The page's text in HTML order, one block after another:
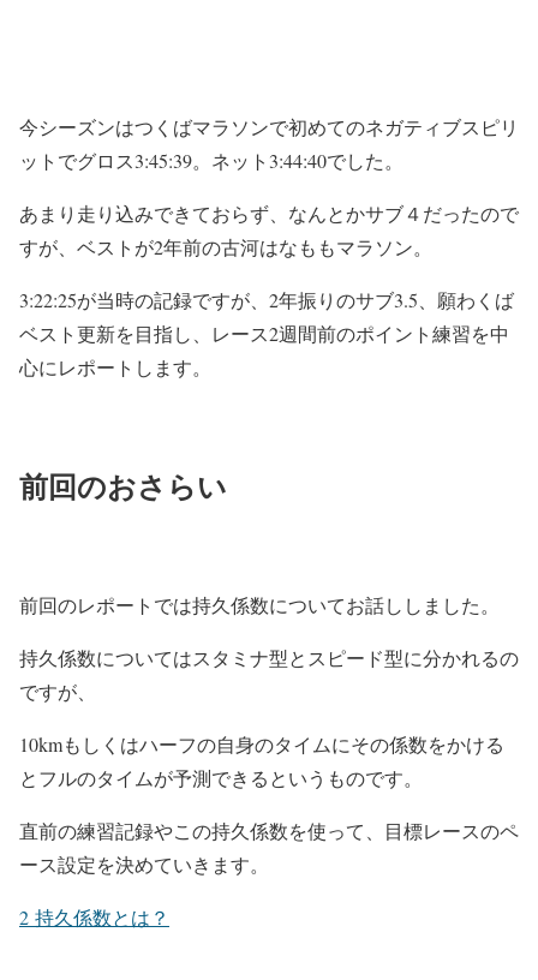
今シーズンはつくばマラソンで初めてのネガティブスピリ
ットでグロス3:45:39。ネット3:44:40でした。
あまり走り込みできておらず、なんとかサブ４だったので
すが、ベストが2年前の古河はなももマラソン。
3:22:25が当時の記録ですが、2年振りのサブ3.5、願わくば
ベスト更新を目指し、 レース2週間前のポイント練習を中
心にレポートします。
前回のおさらい
前回のレポートでは持久係数についてお話ししました。
持久係数についてはスタミナ型とスピード型に分かれるの
ですが、
10kmもしくはハーフの自身のタイムにその係数をかける
とフルのタイムが予測できるというものです。
直前の練習記録やこの持久係数を使って、目標レースのペ
ース設定を決めていきます。
2 持久係数とは？